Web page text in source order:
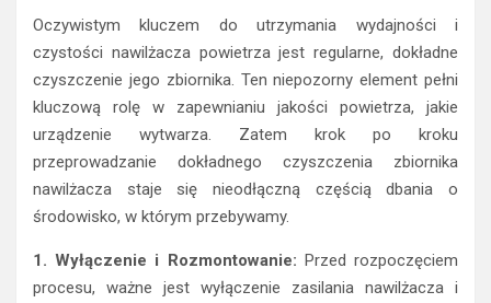
Oczywistym kluczem do utrzymania wydajności i
czystości nawilżacza powietrza jest regularne, dokładne
czyszczenie jego zbiornika. Ten niepozorny element pełni
kluczową rolę w zapewnianiu jakości powietrza, jakie
urządzenie wytwarza. Zatem krok po kroku
przeprowadzanie dokładnego czyszczenia zbiornika
nawilżacza staje się nieodłączną częścią dbania o
środowisko, w którym przebywamy.
1. Wyłączenie i Rozmontowanie: Przed rozpoczęciem
procesu, ważne jest wyłączenie zasilania nawilżacza i